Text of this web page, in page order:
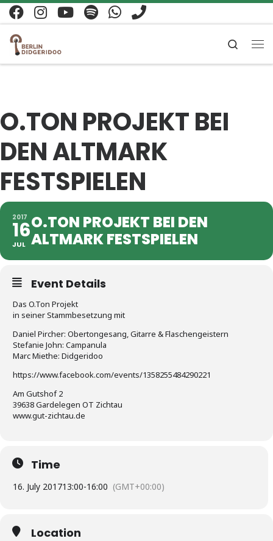
Zum Inhalt springen
Search
O.TON PROJEKT BEI
DEN ALTMARK
FESTSPIELEN
2017
16
JUL
O.TON PROJEKT BEI DEN
ALTMARK FESTSPIELEN
Event Details
Das O.Ton Projekt
in seiner Stammbesetzung mit
Daniel Pircher: Obertongesang, Gitarre & Flaschengeistern
Stefanie John: Campanula
Marc Miethe: Didgeridoo
https://www.facebook.com/events/1358255484290221
Am Gutshof 2
39638 Gardelegen OT Zichtau
www.gut-zichtau.de
Time
16. July 201713:00-16:00 (GMT+00:00)
Location